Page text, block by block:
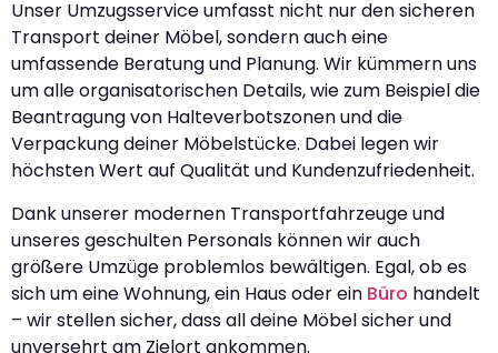
Unser Umzugsservice umfasst nicht nur den sicheren
Transport deiner Möbel, sondern auch eine
umfassende Beratung und Planung. Wir kümmern uns
um alle organisatorischen Details, wie zum Beispiel die
Beantragung von Halteverbotszonen und die
Verpackung deiner Möbelstücke. Dabei legen wir
höchsten Wert auf Qualität und Kundenzufriedenheit.
Dank unserer modernen Transportfahrzeuge und
unseres geschulten Personals können wir auch
größere Umzüge problemlos bewältigen. Egal, ob es
sich um eine Wohnung, ein Haus oder ein Büro handelt
– wir stellen sicher, dass all deine Möbel sicher und
unversehrt am Zielort ankommen.